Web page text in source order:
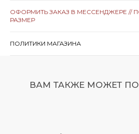
ОФОРМИТЬ ЗАКАЗ В МЕССЕНДЖЕРЕ //
РАЗМЕР
ПОЛИТИКИ МАГАЗИНА
ВАМ ТАКЖЕ МОЖЕТ